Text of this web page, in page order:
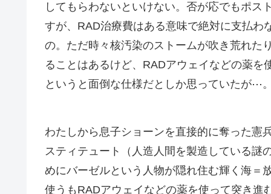
してもらわないといけない。否が応でもポ
すが、RAD治療費はある意味で絶対に支払
の。ただ時々核汚染のストームが吹き荒れた
ることはあるけど、RADアウェイなどの薬
というと面倒な仕様だとしか思っていたが⋯
わたしから息子ショーンを直接的に奪った憲
スティテュート（人造人間を製造している謎
めにバーゼルという人物が隠れ住む輝く海＝
使うもRADアウェイなどの薬を使って突き